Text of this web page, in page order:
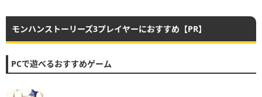
モンハンストーリーズ3プレイヤーにおすすめ【PR】
PCで遊べるおすすめゲーム